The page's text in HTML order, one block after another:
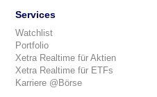
Services
Watchlist
Portfolio
Xetra Realtime für Aktien
Xetra Realtime für ETFs
Karriere @Börse